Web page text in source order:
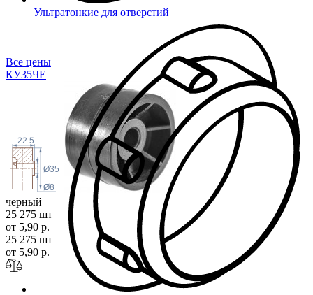
Ультратонкие для отверстий
Все цены
КУ35ЧЕ
22.5
Ø35
Ø8
черный
25 275 шт
от 5,90 р.
25 275 шт
от 5,90 р.